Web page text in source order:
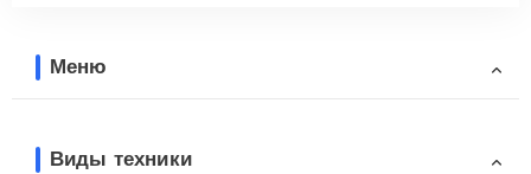
Меню
Виды техники